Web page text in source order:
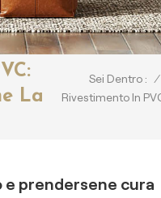
La
Sei Dentro :
/
Rivestimento In
e prendersene cura